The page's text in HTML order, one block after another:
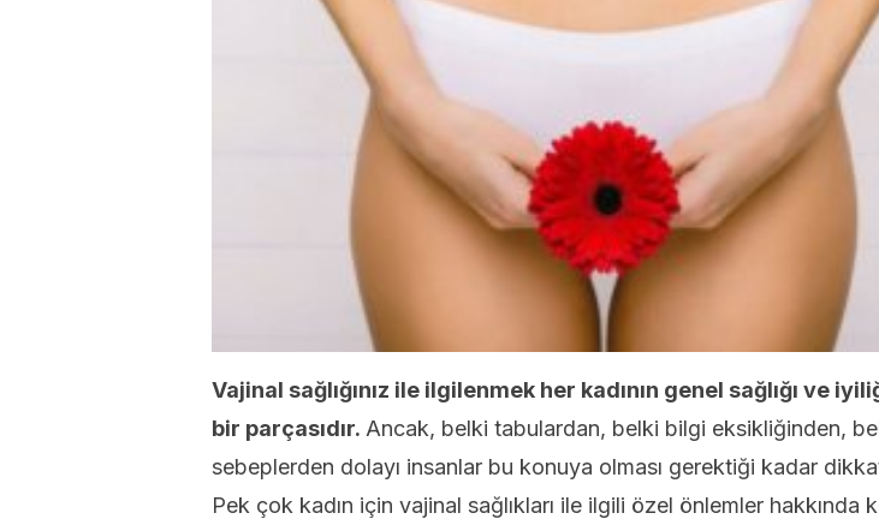
Vajinal sağlığınız ile ilgilenmek her kadının genel sağlığı ve
bir parçasıdır. Ancak, belki tabulardan, belki bilgi eksikliğinden,
sebeplerden dolayı insanlar bu konuya olması gerektiği kadar
Pek çok kadın için vajinal sağlıkları ile ilgili özel önlemler hakkında